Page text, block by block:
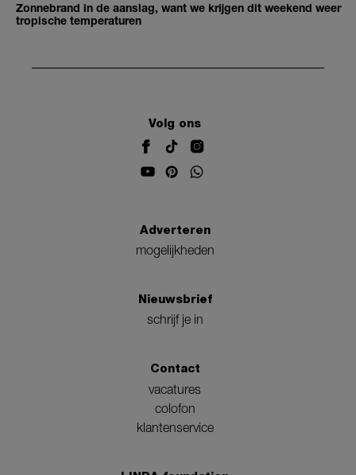
Zonnebrand in de aanslag, want we krijgen dit weekend weer
tropische temperaturen
Volg ons
Adverteren
mogelijkheden
Nieuwsbrief
schrijf je in
Contact
vacatures
colofon
klantenservice